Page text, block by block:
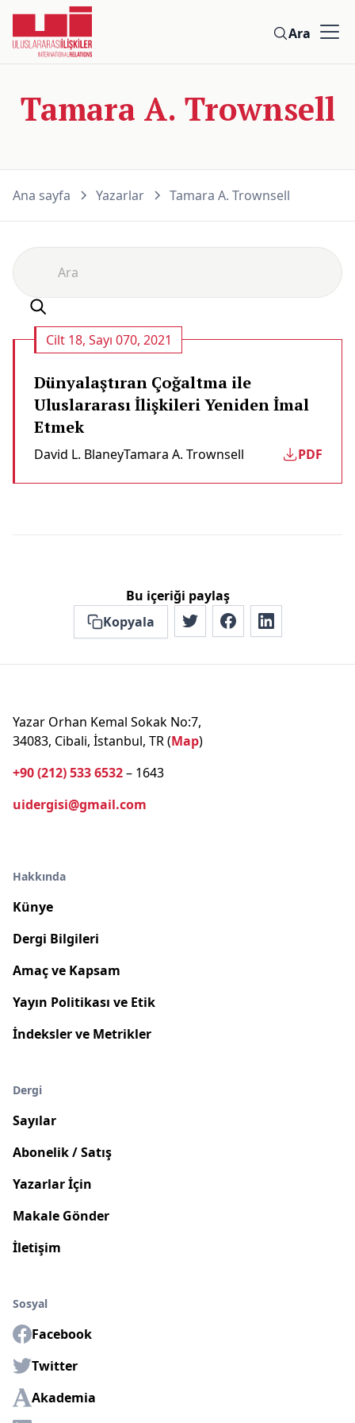
Ara
Tamara A. Trownsell
Ana sayfa Yazarlar Tamara A. Trownsell
Cilt 18, Sayı 070, 2021
Dünyalaştıran Çoğaltma ile
Uluslararası İlişkileri Yeniden İmal
Etmek
David L. BlaneyTamara A. Trownsell PDF
Bu içeriği paylaş
Kopyala
Yazar Orhan Kemal Sokak No:7,
34083, Cibali, İstanbul, TR (Map)
+90 (212) 533 6532– 1643
uidergisi@gmail.com
Hakkında
Künye
Dergi Bilgileri
Amaç ve Kapsam
Yayın Politikası ve Etik
İndeksler ve Metrikler
Dergi
Sayılar
Abonelik / Satış
Yazarlar İçin
Makale Gönder
İletişim
Sosyal
Facebook
Twitter
Akademia